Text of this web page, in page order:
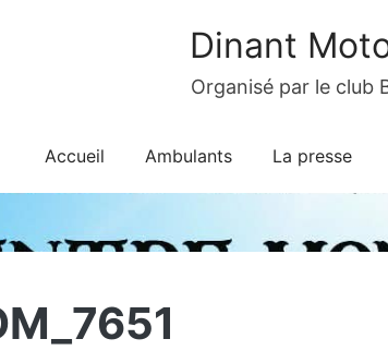
Dinant
Organisé par le club
Accueil Ambulants La presse